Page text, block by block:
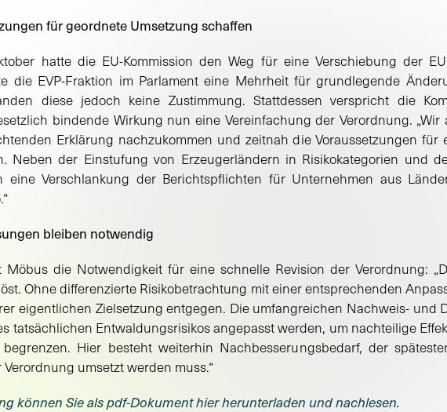
für geordnete Umsetzung schaffen
hatte die EU-Kommission den Weg für eine Verschiebung der
die EVP-Fraktion im Parlament eine Mehrheit für grundlegende
diese jedoch keine Zustimmung. Stattdessen verspricht die
bindende Wirkung nun eine Vereinfachung der Verordnung. „Wir
Erklärung nachzukommen und zeitnah die Voraussetzungen für
Neben der Einstufung von Erzeugerländern in Risikokategorien und
eine Verschlankung der Berichtspflichten für Unternehmen aus
bleiben notwendig
Möbus die Notwendigkeit für eine schnelle Revision der Verordnung:
Ohne differenzierte Risikobetrachtung mit einer entsprechenden
eigentlichen Zielsetzung entgegen. Die umfangreichen Nachweis- und
tatsächlichen Entwaldungsrisikos angepasst werden, um nachteilige
Hier besteht weiterhin Nachbesserungsbedarf, der
umsetzt werden muss.“
können Sie als pdf-Dokument hier herunterladen und nachlesen.